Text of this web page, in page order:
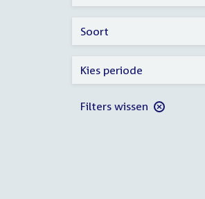
Soort
Kies periode
Filters wissen